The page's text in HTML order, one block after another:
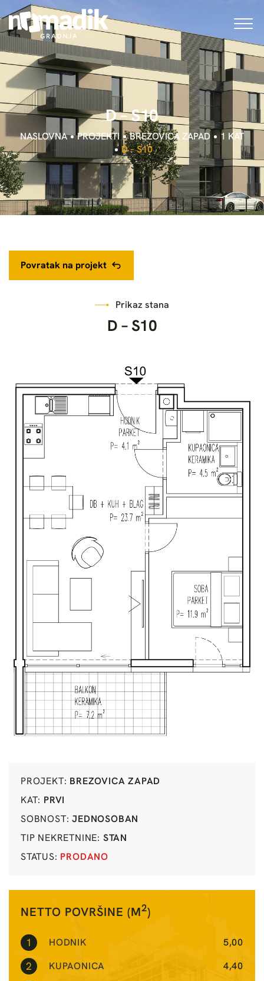
D–S10
NASLOVNA PROJEKTI BREZOVICA ZAPAD
1 KAT
D – S10
Povratak na projekt
Prikaz stana
D –S10
PROJEKT: BREZOVICA ZAPAD
KAT: PRVI
SOBNOST:JEDNOSOBAN
TIP NEKRETNINE: STAN
STATUS: PRODANO
NETTO POVRŠINE (M2)
1 HODNIK 5,00
2 KUPAONICA 4,40